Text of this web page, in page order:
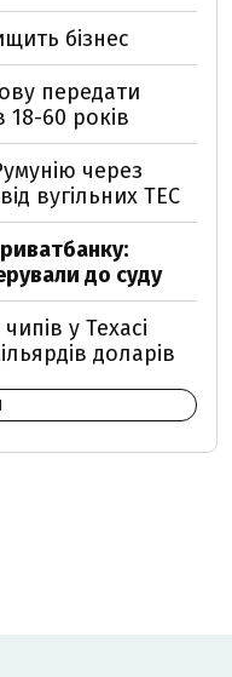
бізнес
передати
18-60 років
через
вугільних ТЕС
до суду
у Техасі
доларів